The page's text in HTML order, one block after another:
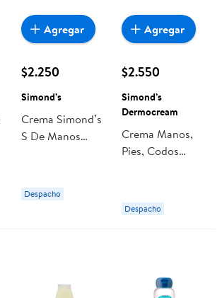
$2.250
Simond’s
Crema Simond’s
S De Manos
Despacho
Agregar
$2.550
Simond’s
Dermocream
Crema Manos,
Pies, Codos
Dermocream
Diabetic Skin
Despacho
Agregar